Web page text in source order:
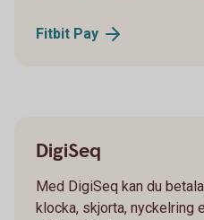
Fitbit Pay
DigiSeq
Med DigiSeq kan du
klocka, skjorta, nyckelring